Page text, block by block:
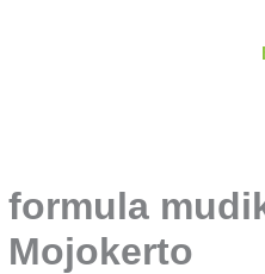
formula
Mojokerto